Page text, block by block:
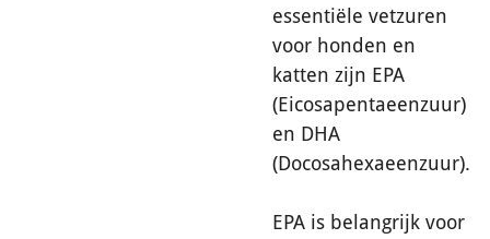
essentiële vetzuren
voor honden en
katten zijn EPA
(Eicosapentaeenzuur)
en DHA
(Docosahexaeenzuur).
EPA is belangrijk voor